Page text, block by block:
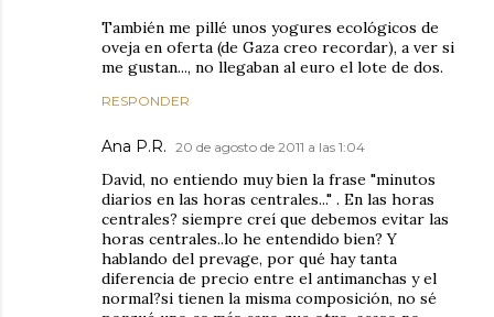
También me pillé unos yogures ecológicos de
oveja en oferta (de Gaza creo recordar), a ver si
me gustan..., no llegaban al euro el lote de dos.
RESPONDER
Ana P.R. 20 de agosto de 2011 a las 1:04
David, no entiendo muy bien la frase "minutos
diarios en las horas centrales..." . En las horas
centrales? siempre creí que debemos evitar las
horas centrales..lo he entendido bien? Y
hablando del prevage, por qué hay tanta
diferencia de precio entre el antimanchas y el
normal?si tienen la misma composición, no sé